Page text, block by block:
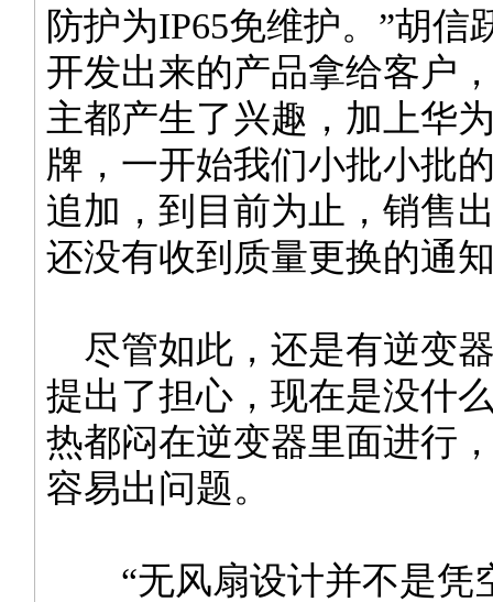
防护为IP65免维护。”胡信
开发出来的产品拿给客户
主都产生了兴趣，加上华
牌，一开始我们小批小批
追加，到目前为止，销售
还没有收到质量更换的通
尽管如此，还是有逆变
提出了担心，现在是没什
热都闷在逆变器里面进行
容易出问题。
“无风扇设计并不是凭